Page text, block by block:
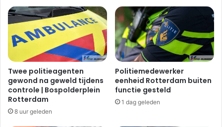
Twee politieagenten
gewond na geweld tijdens
controle | Bospolderplein
Rotterdam
8 uur geleden
Politiemedewerker
eenheid Rotterdam buiten
functie gesteld
1 dag geleden